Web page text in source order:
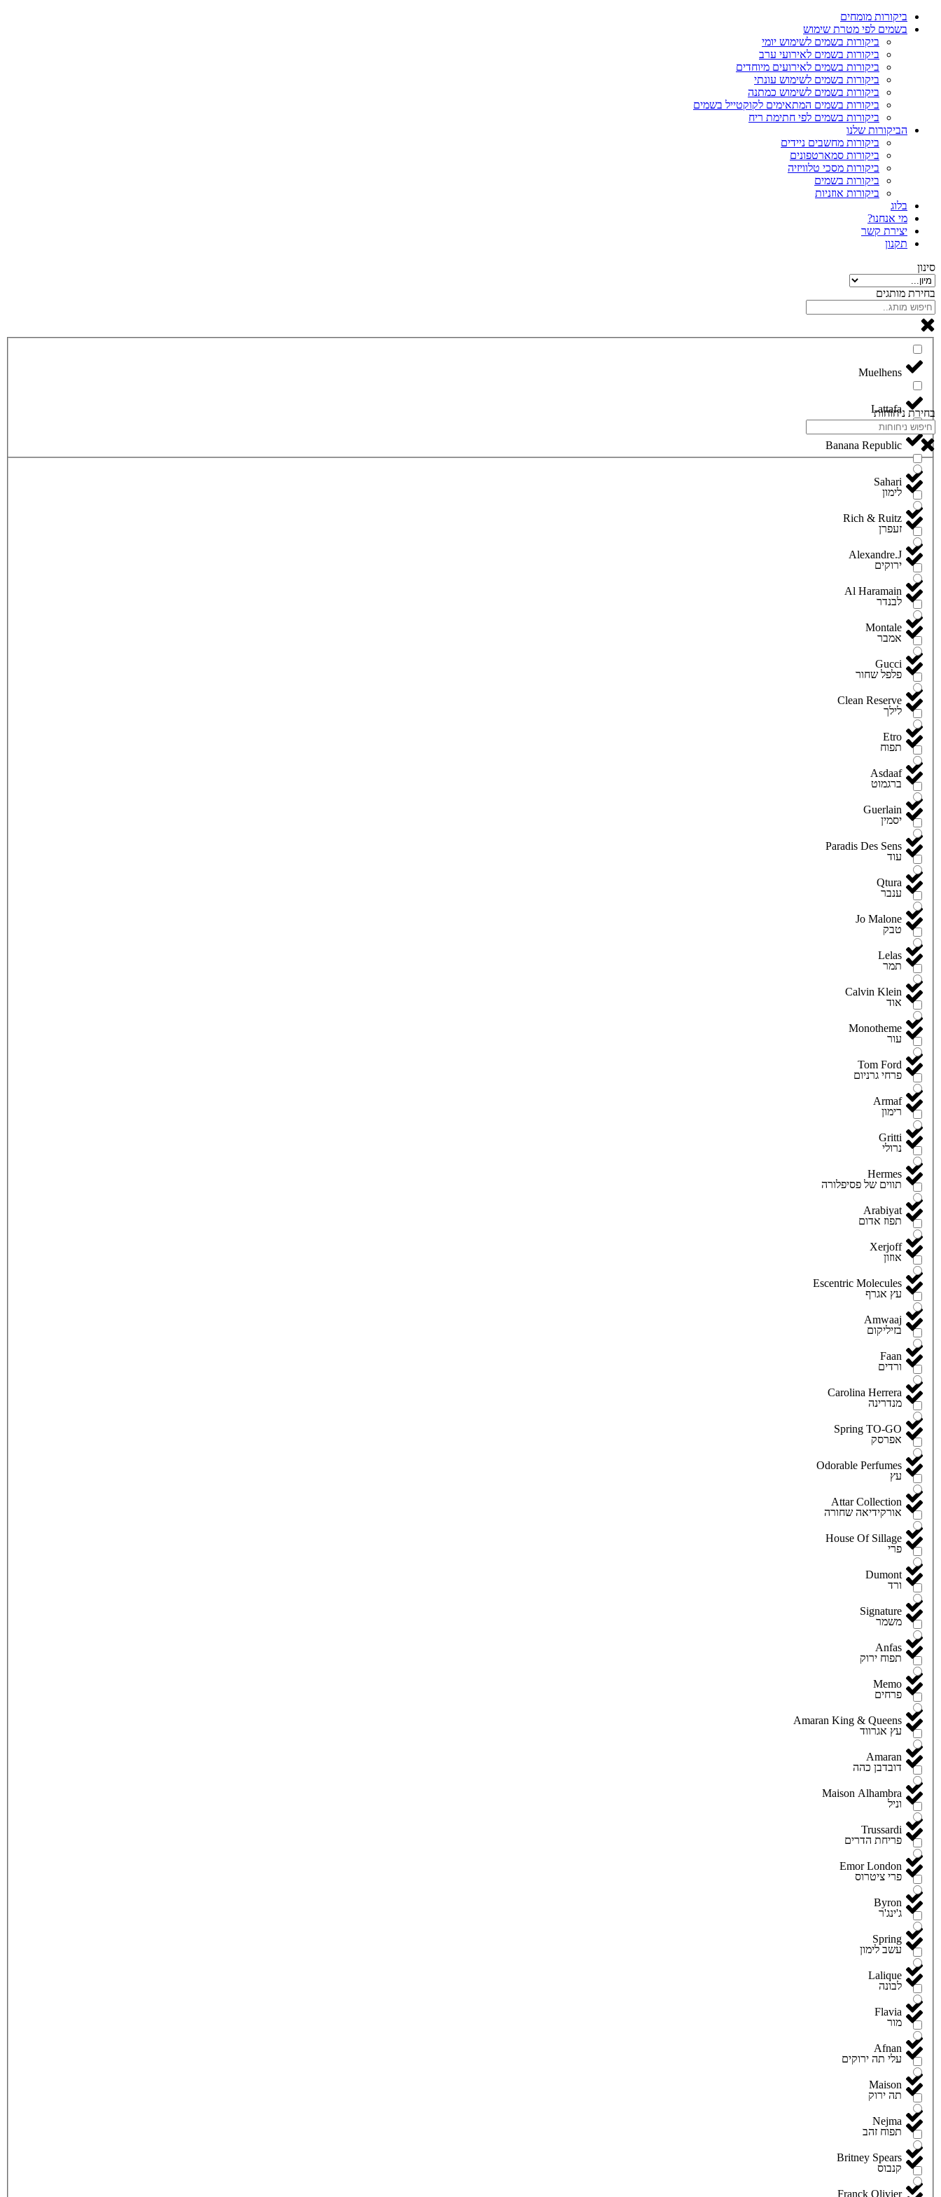
ביקורות מומחים
בשמים לפי מטרת שימוש
ביקורות בשמים לשימוש יומי
ביקורות בשמים לאירועי ערב
ביקורות בשמים לאירועים מיוחדים
ביקורות בשמים לשימוש עונתי
ביקורות בשמים לשימוש כמתנה
ביקורות בשמים המתאימים לקוקטייל בשמים
ביקורות בשמים לפי חתימת ריח
הביקורות שלנו
ביקורות מחשבים ניידים
ביקורות סמארטפונים
ביקורות מסכי טלוויזיה
ביקורות בשמים
ביקורות אוזניות
בלוג
מי אנחנו?
יצירת קשר
תקנון
סינון
בחירת מותגים
Lattafa
Banana Republic
Sahari
Rich & Ruitz
Alexandre.J
Al Haramain
Montale
Gucci
Clean Reserve
Etro
Asdaaf
Guerlain
Paradis Des Sens
Qtura
Jo Malone
Lelas
Calvin Klein
Monotheme
Tom Ford
Armaf
Gritti
Hermes
Arabiyat
Xerjoff
Escentric Molecules
Amwaaj
Faan
Carolina Herrera
Spring TO-GO
Odorable Perfumes
Attar Collection
House Of Sillage
Dumont
Signature
Anfas
Memo
Amaran King & Queens
Amaran
Maison Alhambra
Trussardi
Emor London
Byron
Spring
Lalique
Flavia
Afnan
Maison
Nejma
Britney Spears
Franck Olivier
בחירת ניחוחות
לימון
זעפרן
ירוקים
לבנדר
אמבר
פלפל שחור
לילך
תפוח
ברגמוט
יסמין
עוד
ענבר
טבק
תמר
אוד
עור
פרחי גרניום
רימון
נרולי
תווים של פסיפלורה
תפוז אדום
אוזון
עץ אגרף
בזיליקום
ורדים
מנדרינה
אפרסק
עץ
אורקידיאה שחורה
פרי
ורד
משמר
תפוח ירוק
פרחים
עץ אגרווד
דובדבן כהה
וניל
פריחת הדרים
פרי ציטרוס
ג'ינג'ר
עשב לימון
לבונה
מור
עלי תה ירוקים
תה ירוק
תפוח זהב
קנבוס